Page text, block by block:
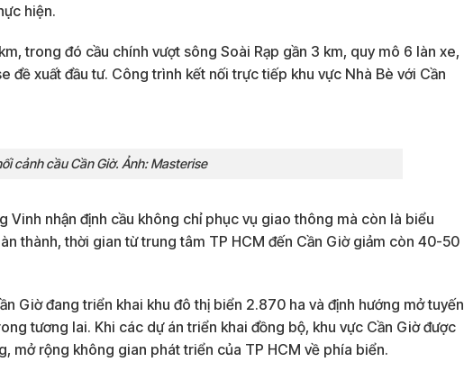
hiện.
trong đó cầu chính vượt sông Soài Rạp gần 3 km, quy mô 6 làn xe,
đề xuất đầu tư. Công trình kết nối trực tiếp khu vực Nhà Bè với Cần
cảnh cầu Cần Giờ. Ảnh: Masterise
Vinh nhận định cầu không chỉ phục vụ giao thông mà còn là biểu
thành, thời gian từ trung tâm TP HCM đến Cần Giờ giảm còn 40-50
Giờ đang triển khai khu đô thị biển 2.870 ha và định hướng mở tuyến
tương lai. Khi các dự án triển khai đồng bộ, khu vực Cần Giờ được
mở rộng không gian phát triển của TP HCM về phía biển.